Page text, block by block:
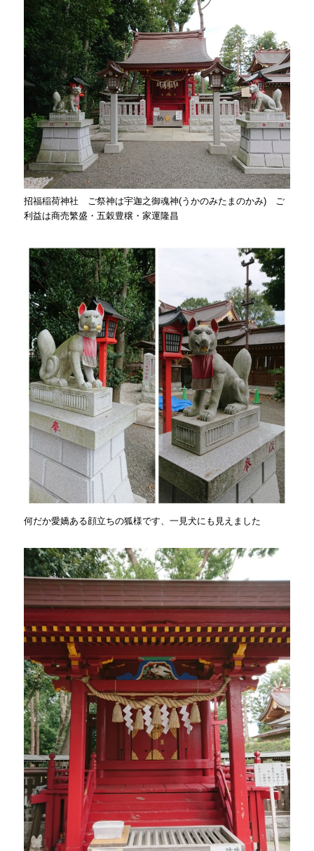
招福稲荷神社 ご祭神は宇迦之御魂神(うかのみたまのかみ) ご
利益は商売繁盛・五穀豊穣・家運隆昌
何だか愛嬌ある顔立ちの狐様です、一見犬にも見えました